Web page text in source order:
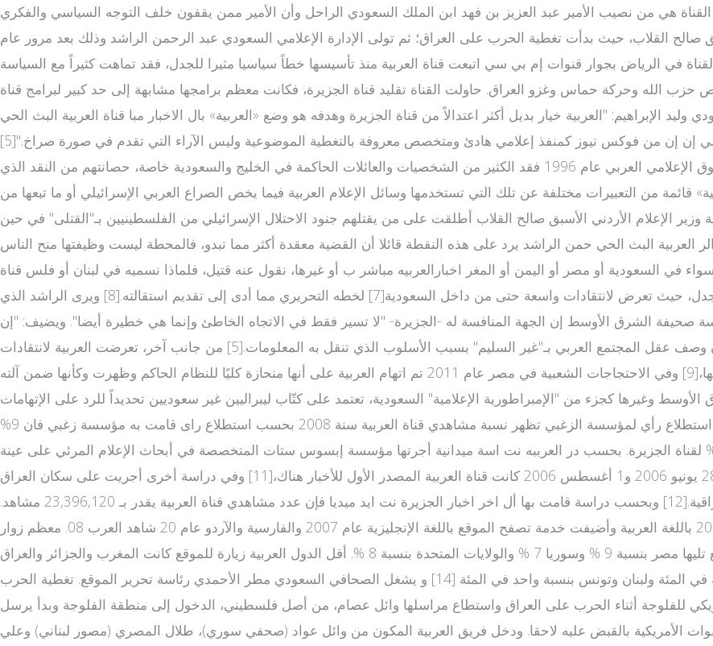
الملك فهد وليد البراهيم وأن 50٪ من أرباح القناة هي من نصيب الأمير عبد العزيز بن فهد ابن الملك السعودي الراحل وأن الأمير ممن يقفون خلف التوجه السياسي والفكري
السابق صالح القلاب، حيث بدأت تغطية الحرب على العراق؛ ثم تولى الإدارة الإعلامي السعودي عبد الرحمن الراشد وذلك بعد مرور عام
في الرياض بجوار قنوات إم بي سي اتبعت قناة العربية منذ تأسيسها خطاً سياسيا مثيرا للجدل، فقد تماهت كثيراً مع السياسة
حزب الله وحركة حماس وغزو العراق. حاولت القناة تقليد قناة الجزيرة، فكانت معظم برامجها مشابهة إلى حد كبير لبرامج قناة
الإبراهيم: "العربية خيار بديل أكثر اعتدالاً من قناة الجزيرة وهدفه هو وضع «العربية» بال الاخبار مبا قناة العربية البث الحي
المباشر شر العربية نسبة للجزيرة في الموقع نفسه الذي تحتله سي إن إن من فوكس نيوز كمنفذ إعلامي هادئ ومتخصص معروفة بالتغطية الموضوعية وليس الآراء التي تقدم في صورة صراخ."[5]
لكن العربية لم تنجح بمنافسة الجزيرة، وبدخول الجزيرة إلى السوق الإعلامي العربي عام 1996 فقد الكثير من الشخصيات والعائلات الحاكمة في الخليج والسعودية خاصة، حصانتهم من النقد الذي
العربية الممولة حكومياً.[5] اعتنقت «العربية» قائمة من التعبيرات مختلفة عن تلك التي تستخدمها وسائل الإعلام العربية فيما يخص الصراع العربي الإسرائيلي أو ما تبعها من
وزير الإعلام الأردني الأسبق صالح القلاب أطلقت على من يقتلهم جنود الاحتلال الإسرائيلي من الفلسطينيين بـ"القتلى" في حين
بـ"الشهداء".[5] مدير القناة عبد الر العربية البث الحي حمن الراشد يرد على هذه النقطة قائلا أن القضية معقدة أكثر مما تبدو، فالمحطة ليست وظيفتها منح الناس
في السعودية أو مصر أو اليمن أو المغر اخبارالعربيه مباشر ب أو غيرها، نقول عنه قتيل، فلماذا نسميه في لبنان أو فلس قناة
الجزيرة طين شهيدا؟"[6] ويعد الراشد بحد ذاته شخصية مثيرة للجدل، حيث تعرض لانتقادات واسعة حتى من داخل السعودية[7] لخطه التحريري مما أدى إلى تقديم استقالته.[8] ويرى الراشد الذي
بعد القلاب أوائل عام 2004 بعد تركه رئاسة صحيفة الشرق الأوسط إن الجهة المنافسة له -الجزيرة- "لا تسير فقط في الاتجاه الخاطئ وإنما هي خطيرة أيضا". ويضيف: "إن
المنطقة مليئة بمعلومات خطيرة غير دقيقة وحقائق جزئية"، بعد أن وصف عقل المجتمع العربي بـ"غير السليم" بسبب الأسلوب الذي تنقل به المعلومات.[5] من جانب آخر، تعرضت العربية لانتقادات
تتهمها بمناصرة السياسات السعودية والأمريكية حسب رأي منتقديها،[9] وفي الاحتجاجات الشعبية في مصر عام 2011 تم اتهام العربية على أنها منحازة كليًا للنظام الحاكم وظهرت وكأنها ضمن آلته
الشرق الأوسط وغيرها كجزء من "الإمبراطورية الإعلامية" السعودية، تعتمد على كتّاب ليبراليين غير سعوديين تحديداً للرد على الإتهامات
وتحسين صورة المملكة أمام العالم [1] شعبية القناة[عدل] نتائج استطلاع رأي لمؤسسة الزغبي تظهر نسبة مشاهدي قناة العربية سنة 2008 بحسب استطلاع راى قامت به مؤسسة زغبي فان 9%
العربية كمصدر أول للأخبار في أغلب الأحيان, مقابل 53% لقناة الجزيرة. بحسب در العرببه نت اسة ميدانية أجرتها مؤسسة إبسوس ستات المتخصصة في أبحاث الإعلام المرئي على عينة
من سكان ومواطني المملكة العربية السعودية في الفترة ما بين 28 يونيو 2006 و1 أغسطس 2006 كانت قناة العربية المصدر الأول للأخبار هناك،[11] وفي دراسة أخرى أجريت على سكان العراق
حصلت قناة العربية على المركز الثاني كمصدر للأخبار بعد قناة العراقية.[12] وبحسب دراسة قامت بها أل اخر اخبار الجزيرة نت ايد ميديا فإن عدد مشاهدي قناة العربية يقدر بـ 23,396,120 مشاهد.
[13] العربية نت[عدل] تم إطلاق موقع العربية النت الإخباري في 2004 باللغة العربية وأضيفت خدمة تصفح الموقع باللغة الإنجليزية عام 2007 والفارسية والآردو عام 20 شاهد العرب 08. معظم زوار
ومعلقي الموقع بالعربية من السعودية بنسبة 32 % من زوار الموقع تليها مصر بنسبة 9 % وسوريا 7 % والولايات المتحدة بنسبة 8 %. أقل الدول العربية زيارة للموقع كانت المغرب والجزائر والعراق
واليمن وسلطنة عمان بنسب متفاوتة تتراوح ما بين اثنان إلى أربعة في المئة ولبنان وتونس بنسبة واحد في المئة [14] و يشغل الصحافي السعودي مطر الأحمدي رئاسة تحرير الموقع. تغطية الحرب
للفلوجة أثناء الحرب على العراق واستطاع مراسلها وائل عصام، من أصل فلسطيني، الدخول إلى منطقة الفلوجة وبدأ يرسل
التي وصفت بالخاطفة للأنفاس.[15] قامت القوات الأمريكية بالقبض عليه لاحقا. ودخل فريق العربية المكون من وائل عواد (صحفي سوري)، طلال المصري (مصور لبناني) وعلي